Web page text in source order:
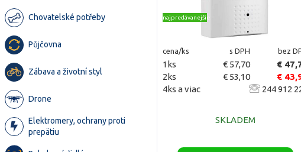
Chovatelské potřeby
Půjčovna
Zábava a životní styl
Drone
Elektromery, ochrany proti
prepätiu
najpredávanejšie
cena/ks s DPH bez
1ks € 57,70
€
2ks
€ 53,10
€
4ks a viac
244 912
SKLADEM